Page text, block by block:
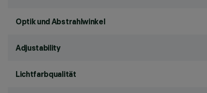
Optik und Abstrahlwinkel
Adjustability
Lichtfarbqualität